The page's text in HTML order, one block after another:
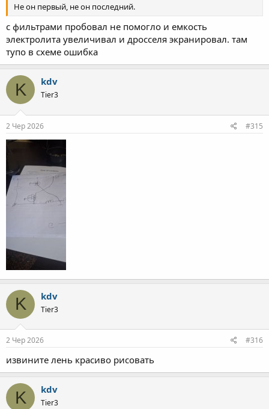
Не он первый, не он последний.
с фильтрами пробовал не помогло и емкость
электролита увеличивал и дросселя экранировал. там
тупо в схеме ошибка
K kdv
Tier3
2 Чер 2026 #315
K kdv
Tier3
2 Чер 2026 #316
извините лень красиво рисовать
K kdv
Tier3